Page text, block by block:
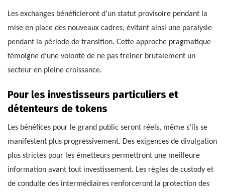
Les exchanges bénéficieront d’un statut provisoire pendant la
mise en place des nouveaux cadres, évitant ainsi une paralysie
pendant la période de transition. Cette approche pragmatique
témoigne d’une volonté de ne pas freiner brutalement un
secteur en pleine croissance.
Pour les investisseurs particuliers et
détenteurs de tokens
Les bénéfices pour le grand public seront réels, même s’ils se
manifestent plus progressivement. Des exigences de divulgation
plus strictes pour les émetteurs permettront une meilleure
information avant tout investissement. Les règles de custody et
de conduite des intermédiaires renforceront la protection des